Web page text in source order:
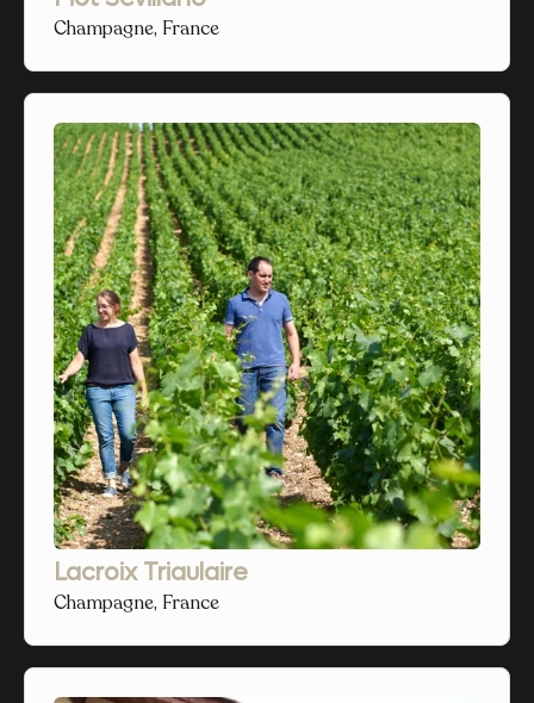
Champagne, France
Lacroix Triaulaire
Champagne, France